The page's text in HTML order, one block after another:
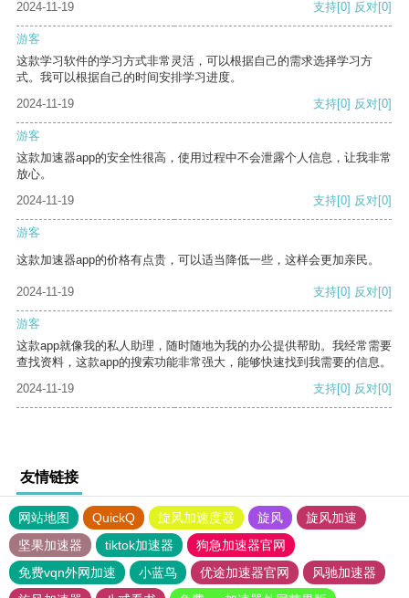
2024-11-19 支持[0] 反对[0]
游客
这款学习软件的学习方式非常灵活，可以根据自己的需求选择学习方
式。我可以根据自己的时间安排学习进度。
2024-11-19
支持[0] 反对[0]
游客
这款加速器app的安全性很高，使用过程中不会泄露个人信息，让我非常
放心。
2024-11-19
支持[0] 反对[0]
游客
这款加速器app的价格有点贵，可以适当降低一些，这样会更加亲民。
2024-11-19 支持[0] 反对[0]
游客
这款app就像我的私人助理，随时随地为我的办公提供帮助。我经常需要
查找资料，这款app的搜索功能非常强大，能够快速找到我需要的信息。
2024-11-19
支持[0] 反对[0]
友情链接
网站地图 QuickQ 旋风加速度器 旋风
旋风加速
坚果加速器
tiktok加速器
狗急加速器官网
免费vqn外网加速
小蓝鸟 优途加速器官网
风驰加速器